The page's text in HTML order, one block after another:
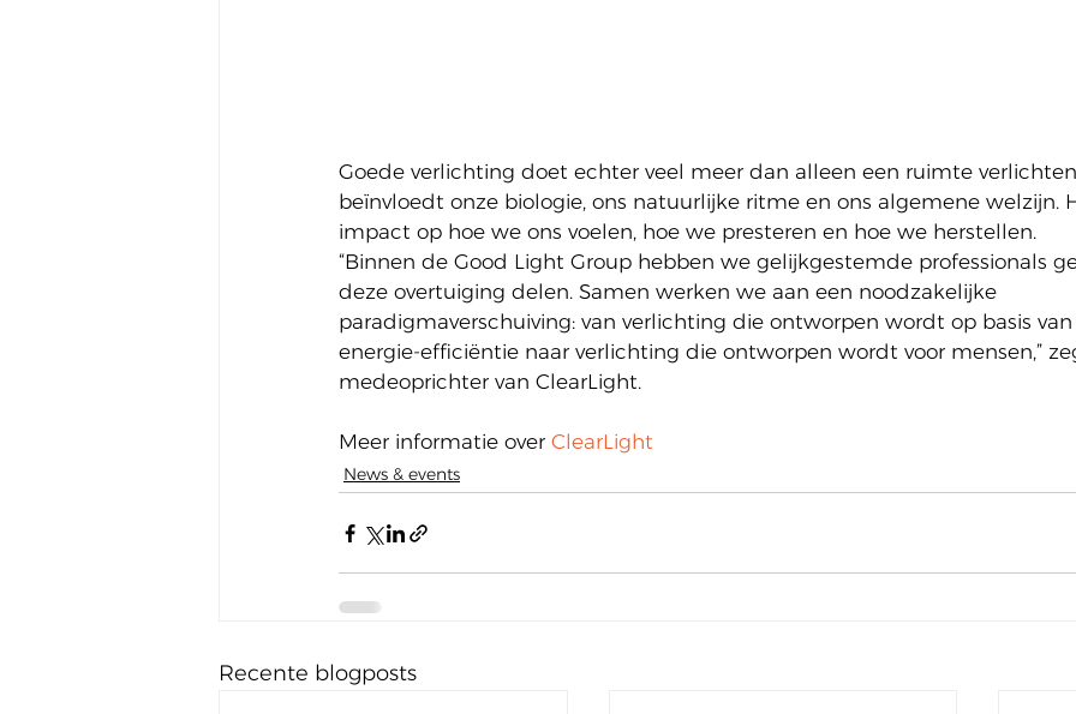
Goede verlichting doet echter veel meer dan alleen een ruimte
beïnvloedt onze biologie, ons natuurlijke ritme en ons algemene welzijn.
impact op hoe we ons voelen, hoe we presteren en hoe we herstellen.
“Binnen de Good Light Group hebben we gelijkgestemde professionals
deze overtuiging delen. Samen werken we aan een noodzakelijke
paradigmaverschuiving: van verlichting die ontworpen wordt op basis
energie-efficiëntie naar verlichting die ontworpen wordt voor mensen,”
medeoprichter van ClearLight.
Meer informatie over ClearLight
News & events
Recente blogposts